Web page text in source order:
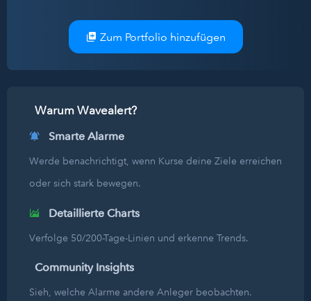
Zum Portfolio hinzufügen
Warum Wavealert?
Smarte Alarme
Werde benachrichtigt, wenn Kurse deine Ziele erreichen
oder sich stark bewegen.
Detaillierte Charts
Verfolge 50/200-Tage-Linien und erkenne Trends.
Community Insights
Sieh, welche Alarme andere Anleger beobachten.